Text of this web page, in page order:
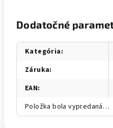
Dodatočné
Kategória:
Záruka:
EAN:
Položka bola vypredaná…